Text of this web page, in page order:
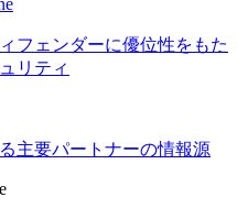
フェンダーに優位性をもた
リティ
主要パートナーの情報源